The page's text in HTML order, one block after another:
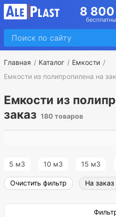
8
Главная Каталог
Емкости
Емкости из полипропилена на
Емкости из
заказ 180 товаров
5 м3 10 м3 15 м3
30 м3 35 м3 40 м3
55 м3 60 м3 65 м3
Очистить фильтр На заказ